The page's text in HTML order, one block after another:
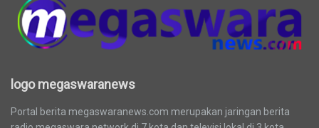
logo megaswaranews
Portal berita megaswaranews.com merupakan jaringan berita